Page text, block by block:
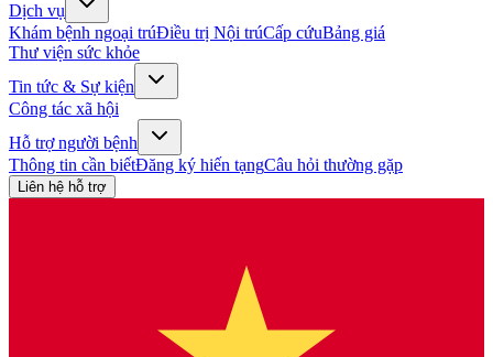
Dịch vụ
Khám bệnh ngoại trúĐiều trị Nội trúCấp cứuBảng giá
Thư viện sức khỏe
Tin tức & Sự kiện
Công tác xã hội
Hỗ trợ người bệnh
Thông tin cần biếtĐăng ký hiến tạngCâu hỏi thường gặp
Liên hệ hỗ trợ